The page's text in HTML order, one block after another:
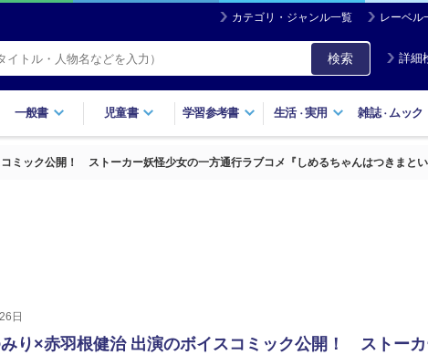
カテゴリ・ジャンル一覧 レーベル
検索 詳細
一般書 児童書 学習参考書 生活・実用 雑誌・ ムック
ミック公開！ ストーカー妖怪少女の一方通行ラブコメ『しめるちゃんはつきまと
日
り×赤羽根健治 出演のボイスコミック公開！ ストー